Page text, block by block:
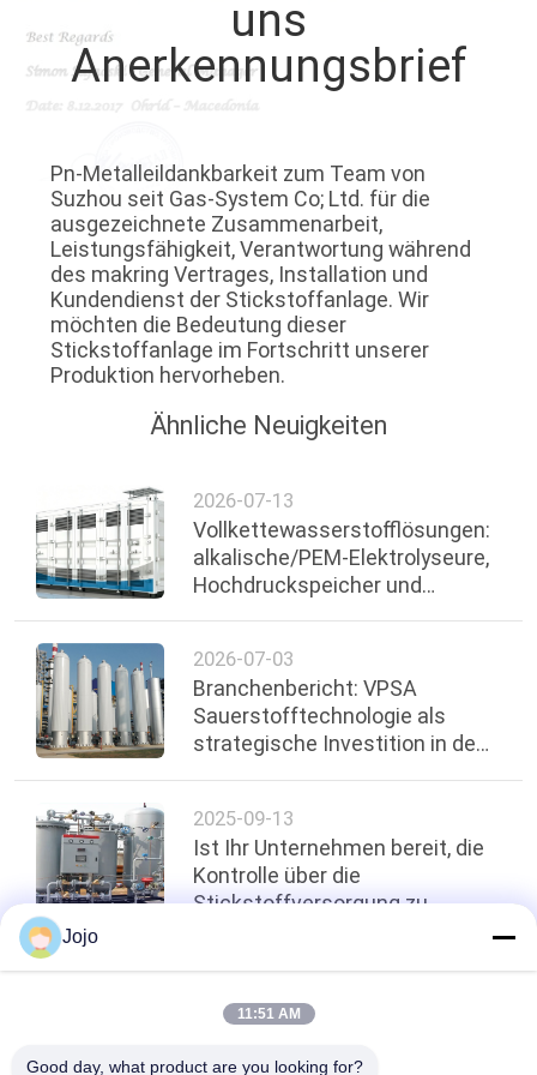
MIT
NACHRICHTEN
RECHTSSACHEN
ANGEBOT
ANFORDERN
SITEMAP
DATENSCHUTZRICHTLINIE
uns
Anerkennungsbrief
Pn-Metalleildankbarkeit zum Team von
Suzhou seit Gas-System Co; Ltd. für die
ausgezeichnete Zusammenarbeit,
Leistungsfähigkeit, Verantwortung während
des makring Vertrages, Installation und
Kundendienst der Stickstoffanlage. Wir
möchten die Bedeutung dieser
Stickstoffanlage im Fortschritt unserer
Produktion hervorheben.
Ähnliche Neuigkeiten
2026-07-13
Vollkettewasserstofflösungen:
alkalische/PEM-Elektrolyseure,
Hochdruckspeicher und
2026-07-03
Branchenbericht: VPSA
Sauerstofftechnologie als
strategische Investition in den
2025-09-13
Ist Ihr Unternehmen bereit, die
Kontrolle über die
Stickstoffversorgung zu
oben
Jojo
11:51 AM
Good day, what product are you looking for?